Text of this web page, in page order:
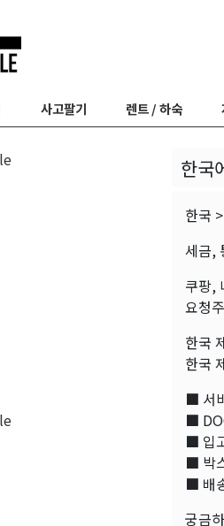
사고팔기 렌트 / 하숙
한국
한국
세금,
쿠팡,
요청
한국
한국
■ 서
■
■ 입
■ 박
■ 배
궁금